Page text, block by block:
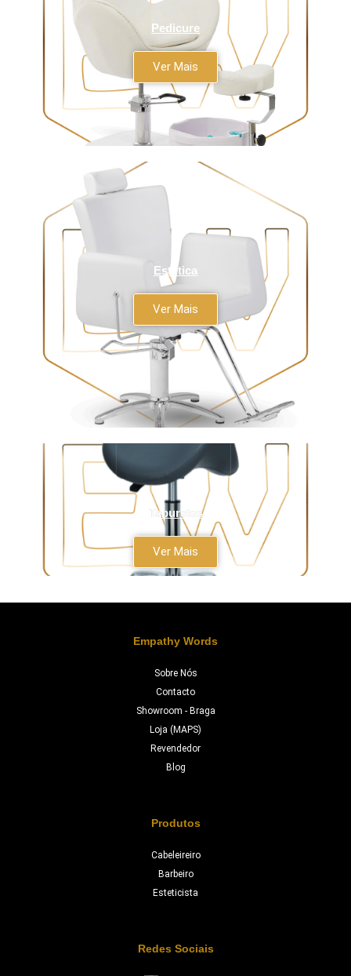
Pedicure
Ver Mais
Estética
Ver Mais
Taburetes
Ver Mais
Empathy Words
Sobre Nós
Contacto
Showroom - Braga
Loja (MAPS)
Revendedor
Blog
Produtos
Cabeleireiro
Barbeiro
Esteticista
Redes Sociais